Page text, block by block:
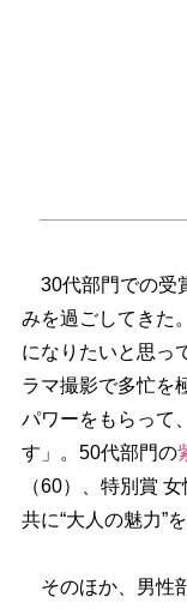
30代部門での受
みを過ごしてきた
になりたいと思っ
ラマ撮影で多忙を
パワーをもらって
す」。50代部門の
（60）、特別賞
共に“大人の魅力”
そのほか、男性